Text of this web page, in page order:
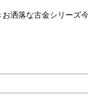
洒落な古金シリー